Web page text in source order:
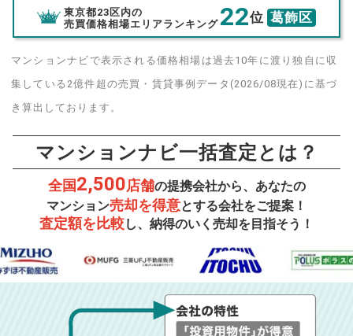
東京都23区内の
売買価格相場エリアランキング 22位 葛飾区
マンションナビで表示される価格相場は過去10年に渡り独自に収
集している2億件超の売買・賃貸事例データ(2026/08現在)に基づ
き算出しております。
マンションナビ一括査定とは？
全国2,500店舗の提携会社から、あなたの
マンション売却を得意とする会社をご提案！
査定額を比較し、納得のいく売却を目指そう！